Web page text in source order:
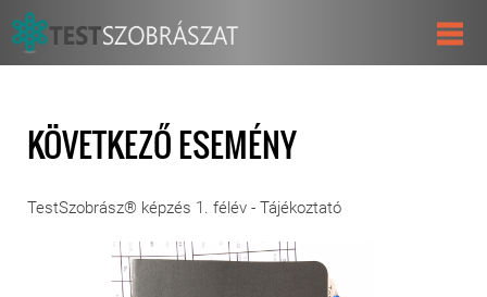
KÖVETKEZŐ ESEMÉNY
TestSzobrász® képzés 1. félév - Tájékoztató